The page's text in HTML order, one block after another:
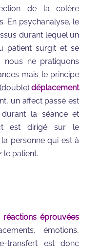
de la colère
En psychanalyse, le
durant lequel un
patient surgit et se
nous ne pratiquons
mais le principe
déplacement
un affect passé est
la séance et
est dirigé sur le
personne qui est à
le patient.
réactions éprouvées
émotions,
transfert est donc